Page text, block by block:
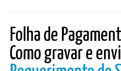
Folha de
Como gravar e